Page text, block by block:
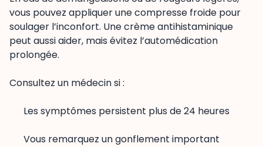
vous pouvez appliquer une compresse froide pour
soulager l’inconfort. Une crème antihistaminique
peut aussi aider, mais évitez l’automédication
prolongée.
Consultez un médecin si :
Les symptômes persistent plus de 24 heures
Vous remarquez un gonflement important